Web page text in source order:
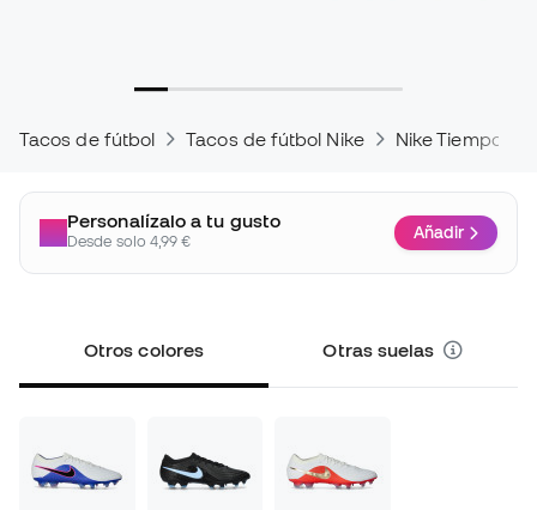
Tacos de fútbol Tacos de fútbol Nike Nike Tiempo
Personalízalo a tu gusto
Desde solo 4,99 € Añadir
Otros colores Otras suelas